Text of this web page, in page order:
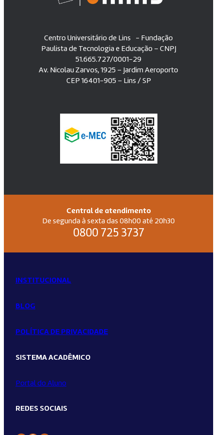
Centro Universitário de Lins - Fundação
Paulista de Tecnologia e Educação – CNPJ
51.665.727/0001-29
Av. Nicolau Zarvos, 1925 – Jardim Aeroporto
CEP 16401-905 – Lins / SP
Central de atendimento
De segunda à sexta das 08h00 até 20h30
0800 725 3737
INSTITUCIONAL
BLOG
POLÍTICA DE PRIVACIDADE
SISTEMA ACADÊMICO
Portal do Aluno
REDES SOCIAIS